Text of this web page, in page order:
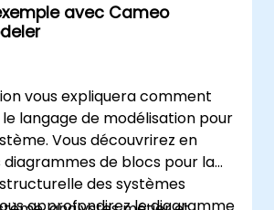
avec Cameo
vous expliquera comment
le langage de modélisation pour
Vous découvrirez en
de blocs pour la
des systèmes
approfondirez le diagramme